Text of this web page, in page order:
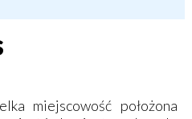
miejscowość położona